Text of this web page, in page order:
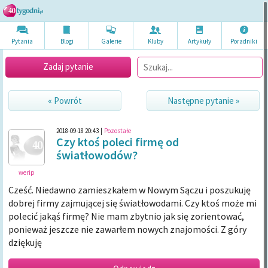
Pytania Blogi Galerie Kluby Artykuły Poradniki
Zadaj pytanie
« Powrót Następne pytanie »
werip
2018-09-18 20:43 Pozostałe
Czy ktoś poleci firmę od
światłowodów?
Cześć. Niedawno zamieszkałem w Nowym Sączu i poszukuję
dobrej firmy zajmującej się światłowodami. Czy ktoś może mi
polecić jakąś firmę? Nie mam zbytnio jak się zorientować,
ponieważ jeszcze nie zawarłem nowych znajomości. Z góry
dziękuję